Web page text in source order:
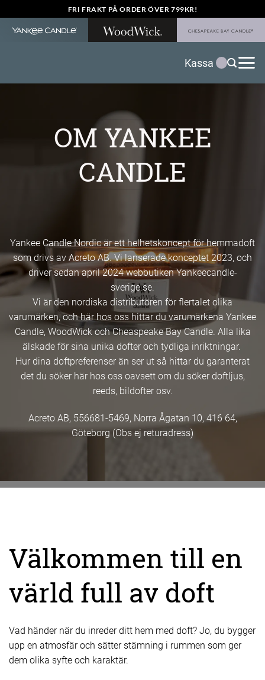
to
content
FRI FRAKT PÅ ORDER ÖVER 799KR!
Kassa
OM YANKEE
CANDLE
Yankee Candle Nordic är ett helhetskoncept för hemmadoft
som drivs av Acreto AB. Vi lanserade konceptet 2023, och
driver sedan april 2024 webbutiken Yankeecandle-
sverige.se.
Vi är den nordiska distributören för flertalet olika
varumärken, och här hos oss hittar du varumärkena Yankee
Candle, WoodWick och Cheaspeake Bay Candle. Alla lika
älskade för sina unika dofter och tydliga inriktningar.
Hur dina doftpreferenser än ser ut så hittar du garanterat
det du söker här hos oss oavsett om du söker doftljus,
reeds, bildofter osv.
Acreto AB, 556681-5469, Norra Ågatan 10, 416 64,
Göteborg (Obs ej returadress)
Välkommen till en
värld full av doft
Vad händer när du inreder ditt hem med doft? Jo, du bygger
upp en atmosfär och sätter stämning i rummen som ger
dem olika syfte och karaktär.